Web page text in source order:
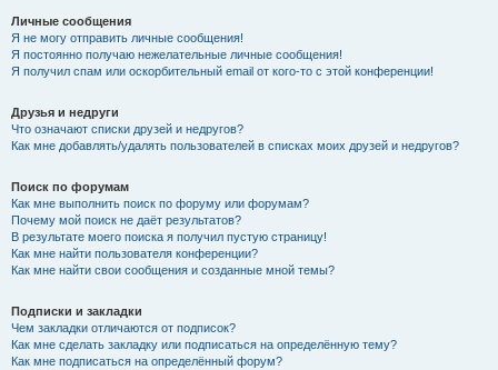
Личные сообщения
Я не могу отправить личные сообщения!
Я постоянно получаю нежелательные личные сообщения!
Я получил спам или оскорбительный email от кого-то с этой конференции!
Друзья и недруги
Что означают списки друзей и недругов?
Как мне добавлять/удалять пользователей в списках моих друзей и недругов?
Поиск по форумам
Как мне выполнить поиск по форуму или форумам?
Почему мой поиск не даёт результатов?
В результате моего поиска я получил пустую страницу!
Как мне найти пользователя конференции?
Как мне найти свои сообщения и созданные мной темы?
Подписки и закладки
Чем закладки отличаются от подписок?
Как мне сделать закладку или подписаться на определённую тему?
Как мне подписаться на определённый форум?